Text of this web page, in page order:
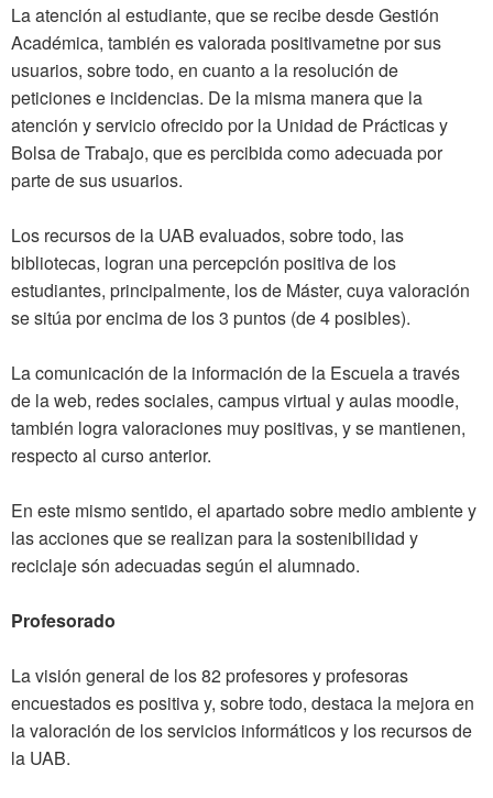
La atención al estudiante, que se recibe desde Gestión
Académica, también es valorada positivametne por sus
usuarios, sobre todo, en cuanto a la resolución de
peticiones e incidencias. De la misma manera que la
atención y servicio ofrecido por la Unidad de Prácticas y
Bolsa de Trabajo, que es percibida como adecuada por
parte de sus usuarios.
Los recursos de la UAB evaluados, sobre todo, las
bibliotecas, logran una percepción positiva de los
estudiantes, principalmente, los de Máster, cuya valoración
se sitúa por encima de los 3 puntos (de 4 posibles).
La comunicación de la información de la Escuela a través
de la web, redes sociales, campus virtual y aulas moodle,
también logra valoraciones muy positivas, y se mantienen,
respecto al curso anterior.
En este mismo sentido, el apartado sobre medio ambiente y
las acciones que se realizan para la sostenibilidad y
reciclaje són adecuadas según el alumnado.
Profesorado
La visión general de los 82 profesores y profesoras
encuestados es positiva y, sobre todo, destaca la mejora en
la valoración de los servicios informáticos y los recursos de
la UAB.